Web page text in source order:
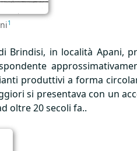
1
in località Apani,
produttivi a forma
si presentava con un
oltre 20 secoli fa..